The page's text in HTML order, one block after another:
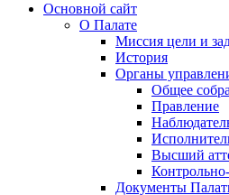
Основной сайт
О Палате
Миссия цели и
История
Органы
Общее
Правление
Высший
Документы